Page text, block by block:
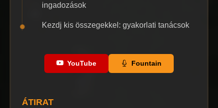
ingadozások
Kezdj kis összegekkel: gyakorlati tanácsok
YouTube Fountain
ÁTIRAT